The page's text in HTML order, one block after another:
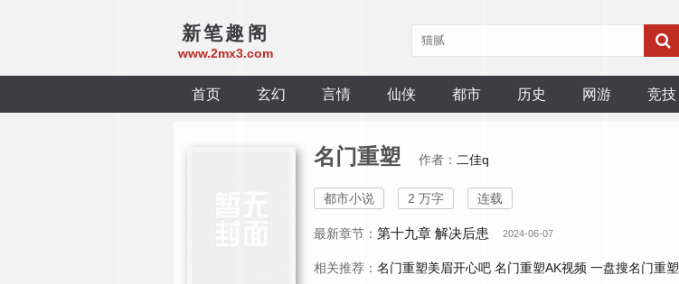
新笔趣阁
www.2mx3.com
首页 玄幻 言情 仙侠 都市 历史 网游 竞技
名门重塑 作者： 二佳q
都市小说 2 万字 连载
最新章节： 第十九章 解决后患 2024-06-07
相关推荐： 名门重塑美眉开心吧 名门重塑AK视频 一盘搜名门重塑